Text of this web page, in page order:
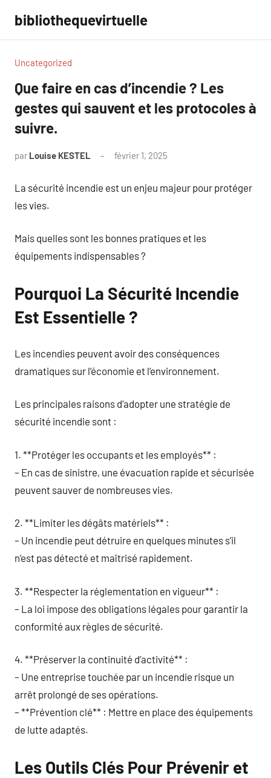
contenu
bibliothequevirtuelle
Uncategorized
Que faire en cas d’incendie ? Les
gestes qui sauvent et les protocoles à
suivre.
par Louise KESTEL février 1, 2025
La sécurité incendie est un enjeu majeur pour protéger
les vies.
Mais quelles sont les bonnes pratiques et les
équipements indispensables ?
Pourquoi La Sécurité Incendie
Est Essentielle ?
Les incendies peuvent avoir des conséquences
dramatiques sur l’économie et l’environnement.
Les principales raisons d’adopter une stratégie de
sécurité incendie sont :
1. **Protéger les occupants et les employés** :
– En cas de sinistre, une évacuation rapide et sécurisée
peuvent sauver de nombreuses vies.
2. **Limiter les dégâts matériels** :
– Un incendie peut détruire en quelques minutes s’il
n’est pas détecté et maîtrisé rapidement.
3. **Respecter la réglementation en vigueur** :
– La loi impose des obligations légales pour garantir la
conformité aux règles de sécurité.
4. **Préserver la continuité d’activité** :
– Une entreprise touchée par un incendie risque un
arrêt prolongé de ses opérations.
– **Prévention clé** : Mettre en place des équipements
de lutte adaptés.
Les Outils Clés Pour Prévenir et